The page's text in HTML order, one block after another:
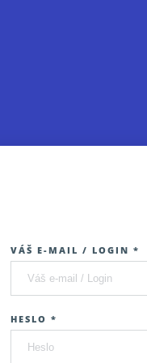
VÁŠ E-MAIL / LOGIN *
HESLO *